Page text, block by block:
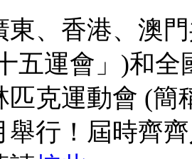
東、香港、澳
五運會」)和
匹克運動會 (簡
舉行！屆時齊